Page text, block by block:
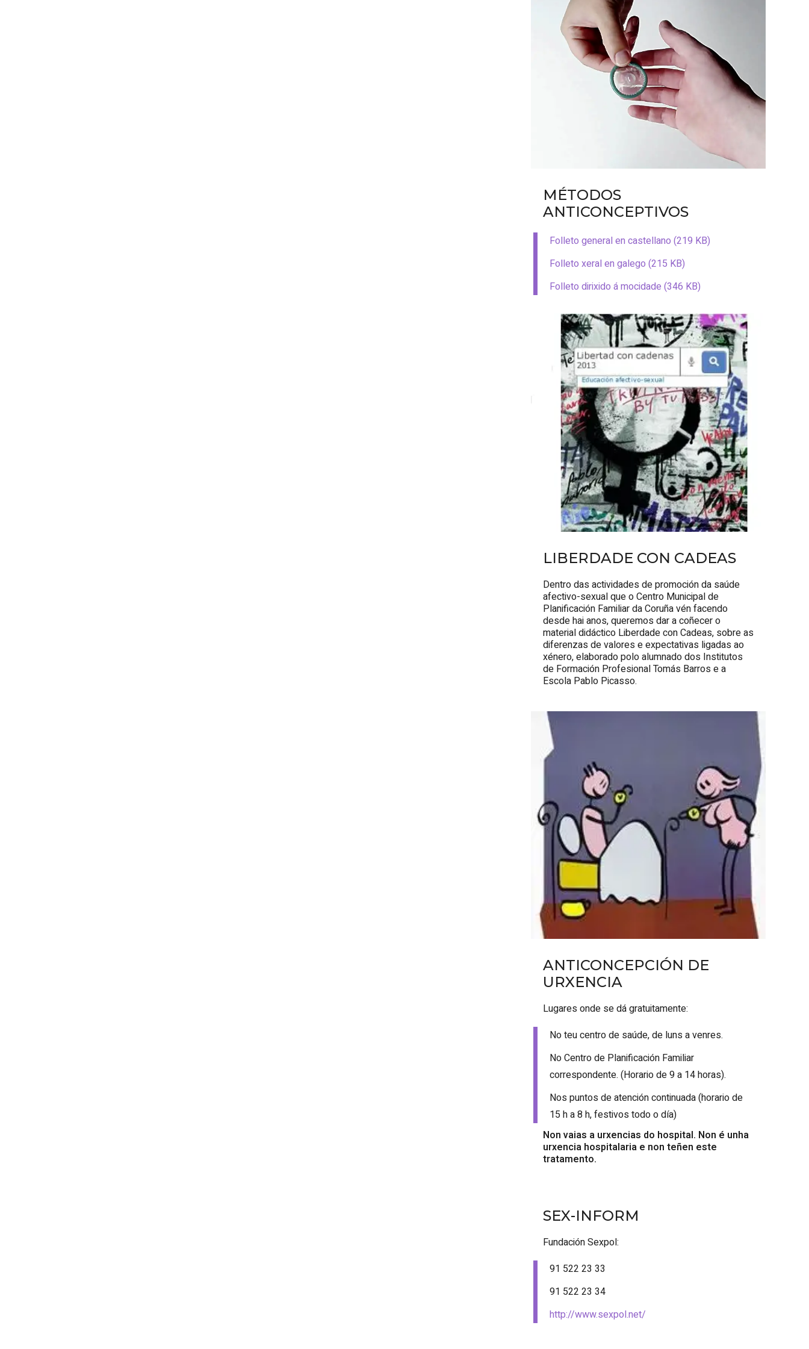
MÉTODOS
ANTICONCEPTIVOS
Folleto general en castellano (219 KB)
Folleto xeral en galego (215 KB)
Folleto dirixido á mocidade (346 KB)
LIBERDADE CON CADEAS
Dentro das actividades de promoción da saúde
afectivo-sexual que o Centro Municipal de
Planificación Familiar da Coruña vén facendo
desde hai anos, queremos dar a coñecer o
material didáctico Liberdade con Cadeas, sobre as
diferenzas de valores e expectativas ligadas ao
xénero, elaborado polo alumnado dos Institutos
de Formación Profesional Tomás Barros e a
Escola Pablo Picasso.
ANTICONCEPCIÓN DE
URXENCIA
Lugares onde se dá gratuitamente:
No teu centro de saúde, de luns a venres.
No Centro de Planificación Familiar
correspondente. (Horario de 9 a 14 horas).
Nos puntos de atención continuada (horario de
15 h a 8 h, festivos todo o día)
Non vaias a urxencias do hospital. Non é unha
urxencia hospitalaria e non teñen este
tratamento.
SEX-INFORM
Fundación Sexpol:
91 522 23 33
91 522 23 34
http://www.sexpol.net/